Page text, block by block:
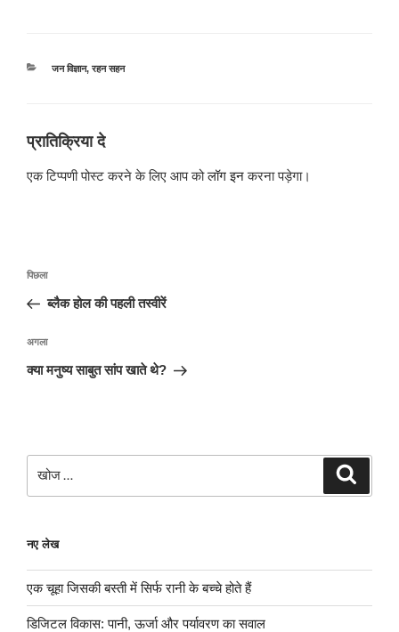
श्रेणियाँ
जन विज्ञान, रहन सहन
प्रातिक्रिया दे
एक टिप्पणी पोस्ट करने के लिए आप कोलॉग इनकरना पड़ेगा।
पोस्ट
पिछला
पोस्ट:
पिछला
ब्लैक होल की पहली तस्वीरें
अगली
पोस्ट
अगला
क्या मनुष्य साबुत सांप खाते थे?
खोजे
नए लेख
एक चूहा जिसकी बस्ती में सिर्फ रानी के बच्चे होते हैं
डिजिटल विकास: पानी, ऊर्जा और पर्यावरण का सवाल